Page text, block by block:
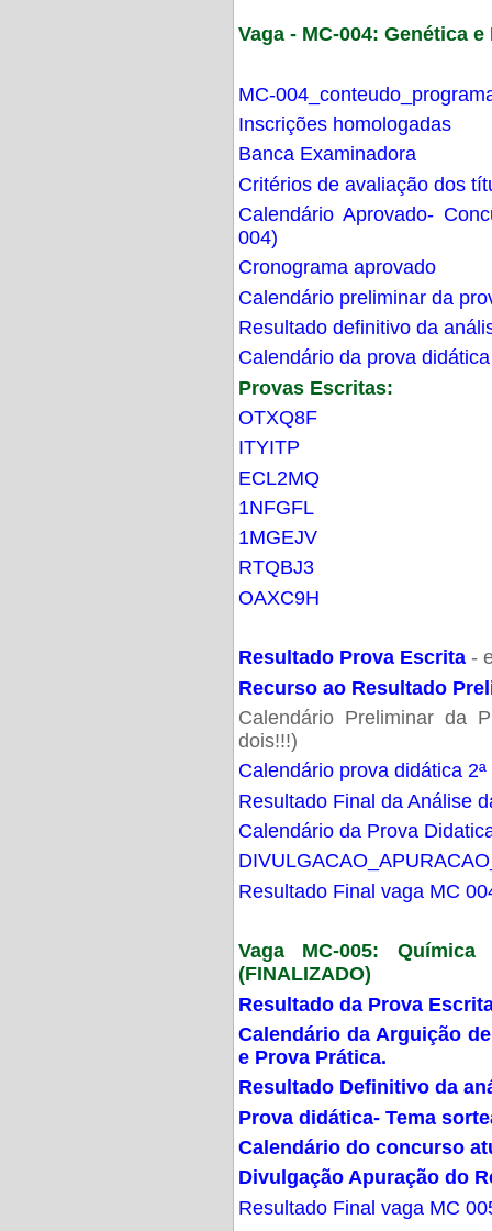
Vaga - MC-004: Genética
MC-
Inscrições homologadas
Banca Examinadora
Critérios de avaliação dos
Calendário Aprovado-
004)
Cronograma aprovado
Calendário preliminar da
Resultado definitivo da
Calendário da prova didática
Provas Escritas:
OTXQ8F
ITYITP
ECL2MQ
1NFGFL
1MGEJV
RTQBJ3
OAXC9H
Resultado Prova Escrita -
Recurso ao Resultado
Calendário Preliminar da
dois!!!)
Calendário prova didática
Resultado Final da Análise
Calendário da Prova
Resultado Final vaga MC
Vaga MC-005:
(FINALIZADO)
Resultado da Prova
Calendário da Arguição
e Prova Prática.
Resultado Definitivo da
Prova didática- Tema
Calendário do concurso
Divulgação Apuração do
Resultado Final vaga MC